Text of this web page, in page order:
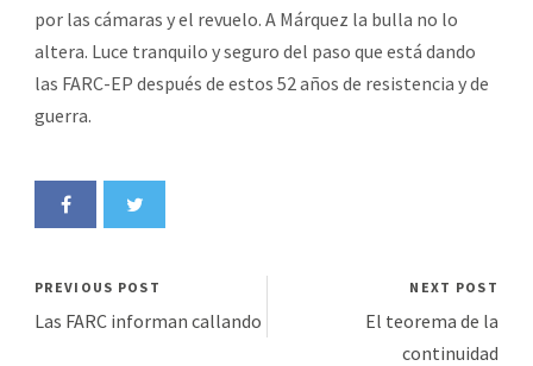
por las cámaras y el revuelo. A Márquez la bulla no lo
altera. Luce tranquilo y seguro del paso que está dando
las FARC-EP después de estos 52 años de resistencia y de
guerra.
PREVIOUS POST
Las FARC informan callando
NEXT POST
El teorema de la
continuidad